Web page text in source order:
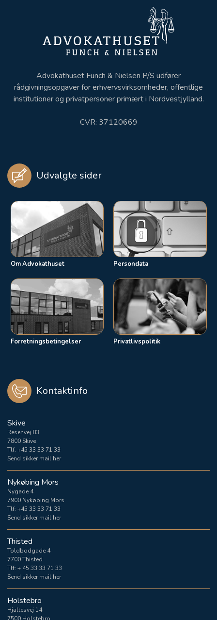
Advokathuset Funch & Nielsen P/S udfører
rådgivningsopgaver for erhvervsvirksomheder, offentlige
institutioner og privatpersoner primært i Nordvestjylland.
CVR: 37120669
Udvalgte sider
Om Advokathuset Persondata
Forretningsbetingelser Privatlivspolitik
Kontaktinfo
Skive
Resenvej 83
7800 Skive
Tlf: +45 33 33 71 33
Send sikker mail her
Nykøbing Mors
Nygade 4
7900 Nykøbing Mors
Tlf: +45 33 33 71 33
Send sikker mail her
Thisted
Toldbodgade 4
7700 Thisted
Tlf: + 45 33 33 71 33
Send sikker mail her
Holstebro
Hjaltesvej 14